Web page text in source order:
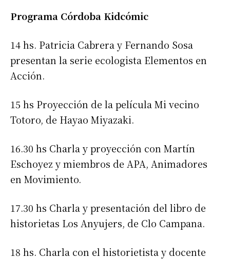
Programa Córdoba Kidcómic
14 hs. Patricia Cabrera y Fernando Sosa
presentan la serie ecologista Elementos en
Acción.
15 hs Proyección de la película Mi vecino
Totoro, de Hayao Miyazaki.
16.30 hs Charla y proyección con Martín
Eschoyez y miembros de APA, Animadores
en Movimiento.
17.30 hs Charla y presentación del libro de
historietas Los Anyujers, de Clo Campana.
18 hs. Charla con el historietista y docente